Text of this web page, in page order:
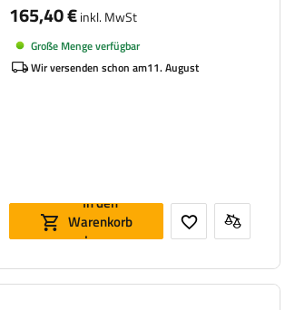
165,40 €inkl. MwSt
Große Menge verfügbar
Wir versenden schon am11. August
In den
Warenkorb
legen